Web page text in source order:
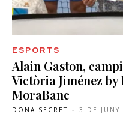
ESPORTS
Alain Gaston,
Victòria Jiménez by
MoraBanc
DONA SECRET - 3 DE JUNY